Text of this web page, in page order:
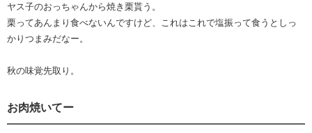
ヤス子のおっちゃんから焼き栗貰う。
栗ってあんまり食べないんですけど、これはこれで塩振って食うとしっ
かりつまみだなー。
秋の味覚先取り。
お肉焼いてー